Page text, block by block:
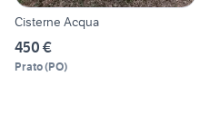
Cisterne Acqua
450 €
Prato(PO)